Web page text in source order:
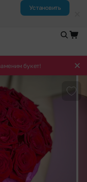
Установить
букет!